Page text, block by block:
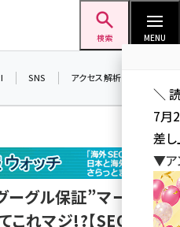
検索 MENU
SNS アクセス解析／データ分析
ーグル保証”マーク表
これマジ!?【SEO情報
＼
7月
差し
▼ア